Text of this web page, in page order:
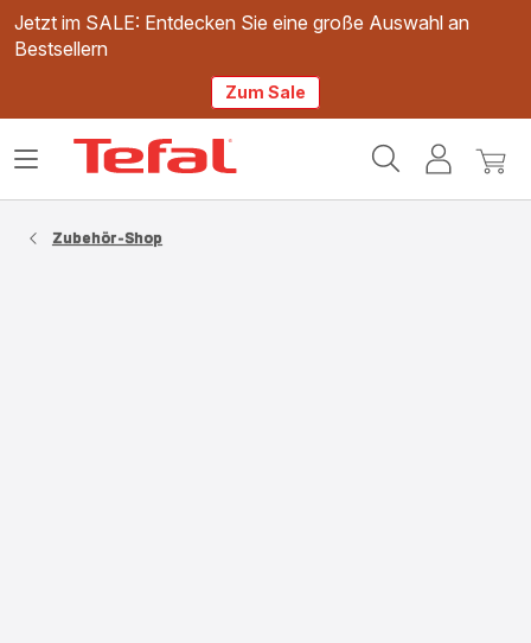
Jetzt im SALE: Entdecken Sie eine große Auswahl an
Bestsellern
Zum Sale
Mein
Mein
Das
Zubehör-Shop